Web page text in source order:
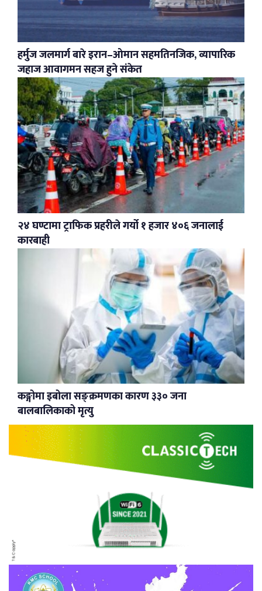
हर्मुज जलमार्ग बारे इरान–ओमान सहमतिनजिक, व्यापारिक
जहाज आवागमन सहज हुने संकेत
२४ घण्टामा ट्राफिक प्रहरीले गर्यो १ हजार ४०६ जनालाई
कारबाही
कङ्गोमा इबोला सङ्क्रमणका कारण ३३० जना
बालबालिकाको मृत्यु